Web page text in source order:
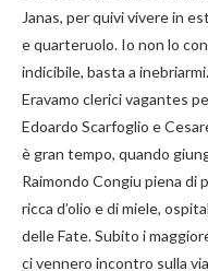
Janas, per quivi vivere in
e quarteruolo. Io non lo
indicibile, basta a inebriarmi.
Eravamo clerici vagantes
Edoardo Scarfoglio e
è gran tempo, quando
Raimondo Congiu piena di
ricca d’olio e di miele,
delle Fate. Subito i
ci vennero incontro sulla